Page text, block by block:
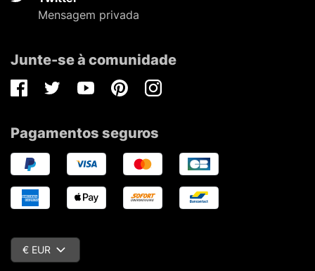
Mensagem privada
Junte-se à comunidade
FacebookTwitterYoutubePinterestInstagram
Pagamentos seguros
€ EUR